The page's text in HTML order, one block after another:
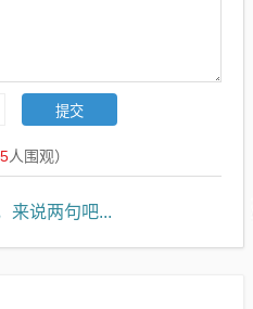
人围观）
来说两句吧...